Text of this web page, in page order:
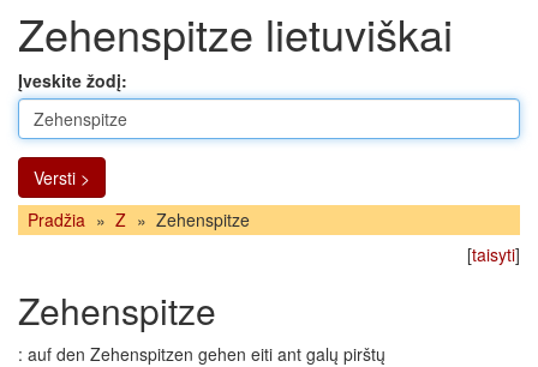
Zehenspitze lietuviškai
Įveskite žodį:
Versti >
Pradžia » Z » Zehenspitze
[taisyti]
Zehenspitze
: auf den Zehenspitzen gehen eiti ant galų pirštų